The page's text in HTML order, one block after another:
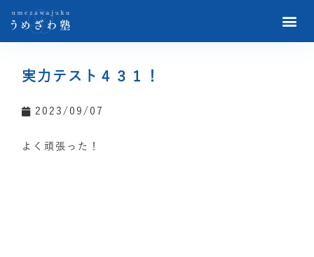
実力テスト４３１！
2023/09/07
よく頑張った！